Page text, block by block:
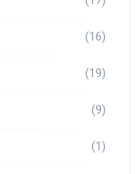
(16)
(19)
(9)
(1)